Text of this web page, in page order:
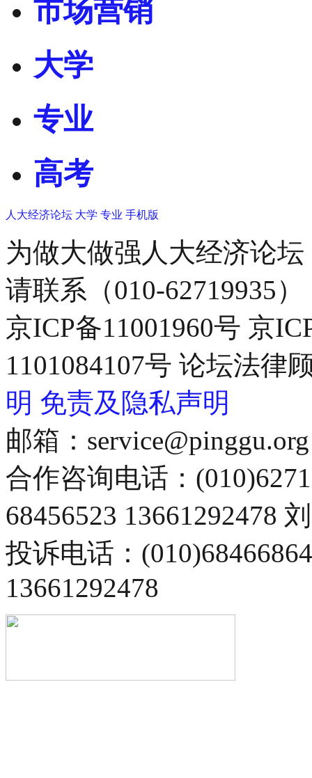
市场营销
大学
专业
高考
人大经济论坛 大学 专业 手机版
为做大做强人大经济论
请联系（010-62719935）
京ICP备11001960号 京
1101084107号 论坛法律
明 免责及隐私声明
邮箱：service@pinggu.org
合作咨询电话：
68456523 13661292478
投诉电话：
13661292478